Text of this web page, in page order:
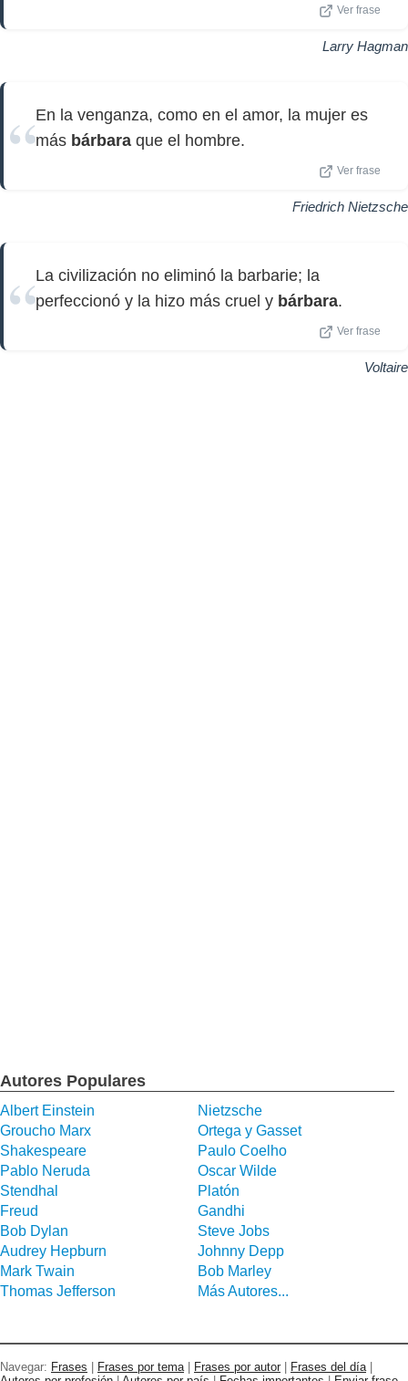
Ver frase
Larry Hagman
En la venganza, como en el amor, la mujer es
más bárbara que el hombre.
Ver frase
Friedrich Nietzsche
La civilización no eliminó la barbarie; la
perfeccionó y la hizo más cruel y bárbara.
Ver frase
Voltaire
Autores Populares
Albert Einstein
Nietzsche
Groucho Marx
Ortega y Gasset
Shakespeare
Paulo Coelho
Pablo Neruda
Oscar Wilde
Stendhal
Platón
Freud
Gandhi
Bob Dylan
Steve Jobs
Audrey Hepburn
Johnny Depp
Mark Twain
Bob Marley
Thomas Jefferson
Más Autores...
Navegar: Frases Frases por tema| Frases por autor Frases del día|